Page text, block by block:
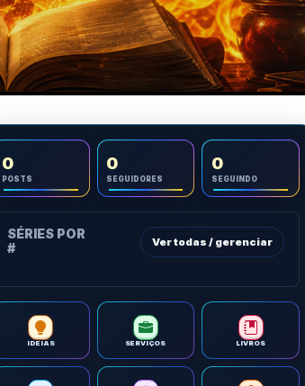
0
POSTS
0
SEGUIDORES
0
SEGUINDO
SÉRIES POR
#
Ver todas / gerenciar
IDEIAS SERVIÇOS LIVROS